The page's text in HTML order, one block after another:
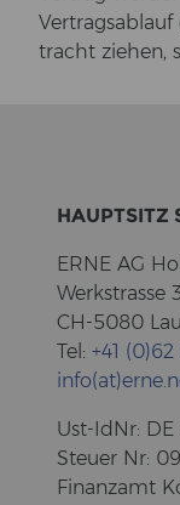
tracht zie­hen,
HAUPT­SITZ
ERNE AG
Werk­stras­se
CH-5080
Tel: +41 (0)62
Ust-​IdNr: DE
Steu­er Nr:
Fi­nanz­amt